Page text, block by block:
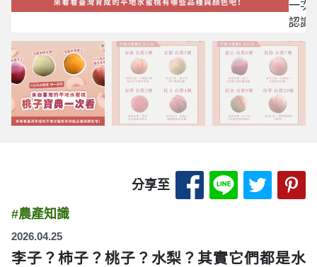
一次
認識
平地
水蜜
種！
分享至 分享至 Facebook-
分享至分享
#農產知識
2026.04.25
李子？柿子？桃子？水梨？其實它們都是水